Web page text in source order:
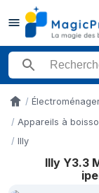
Rechercher un
Accueil
Appareils à
Illy
Illy Y3.3
Historique des